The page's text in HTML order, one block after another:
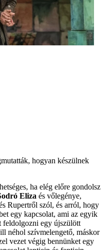
hogyan készülnek
ha elég előre gondolsz
Eliza és vőlegénye,
Rupertről szól, és arról, hogy
egy kapcsolat, ami az egyik
feldolgozni egy újszülött
néhol szívmelengető, máskor
vezet végig bennünket egy